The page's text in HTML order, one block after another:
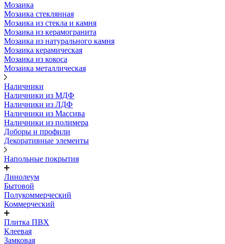
Мозаика
Мозаика стеклянная
Мозаика из стекла и камня
Мозаика из керамогранита
Мозаика из натурального камня
Мозаика керамическая
Мозаика из кокоса
Мозаика металлическая
Наличники
Наличники из МДФ
Наличники из ЛДФ
Наличники из Массива
Наличники из полимера
Доборы и профили
Декоративные элементы
Напольные покрытия
Линолеум
Бытовой
Полукоммерческий
Коммерческий
Плитка ПВХ
Клеевая
Замковая